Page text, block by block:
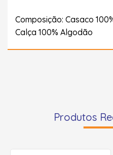
Composição: Casaco
Calça 100% Algodão
Produtos